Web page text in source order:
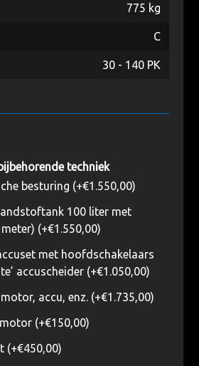
775 kg
C
30 - 140 PK
techniek
besturing (+€1.550,00)
100 liter met
(+€1.550,00)
met hoofdschakelaars
accuscheider (+€1.050,00)
accu, enz. (+€1.735,00)
(+€150,00)
(+€450,00)